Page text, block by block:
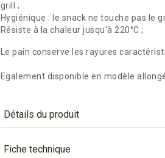
grill ;
Hygiénique : le snack ne touche pas le
Résiste à la chaleur jusqu'à 220°C ;
Le pain conserve les rayures
Egalement disponible en modèle
Détails du produit
Référence SOB20
Fiche technique